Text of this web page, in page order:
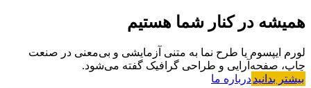
همیشه در کنار شما هستیم
لورم ایپسوم یا طرح‌ نما به متنی آزمایشی و بی‌معنی در صنعت
چاپ، صفحه‌آرایی و طراحی گرافیک گفته می‌شود.
بیشتر بدانیددرباره ما